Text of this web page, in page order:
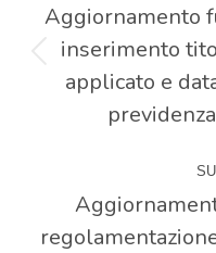
tra
Aggiornamento
inserimento
applicato e